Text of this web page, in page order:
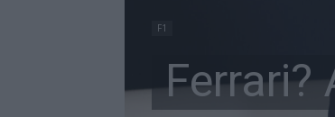
F1
Ferrari?